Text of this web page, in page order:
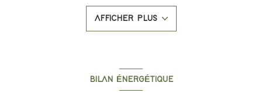
Sa composition: une grande pièce de vie, une cuisine équipée,un
wc indépendant, une salle d'eau, deux chambres et un balcon
Si vous souhaitez le visiter ou des informations
AFFICHER PLUS
BILAN ÉNERGÉTIQUE